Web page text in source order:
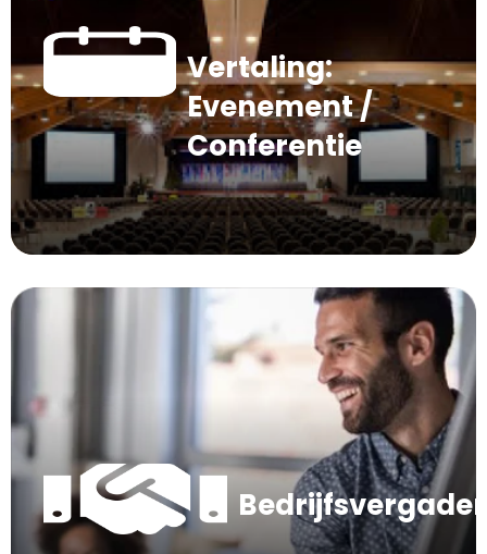
Vertaling:
Evenement /
Conferentie